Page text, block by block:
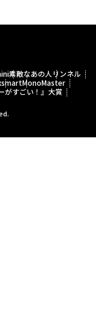
素敵なあの人 リンネル
smartMonoMaster
がすごい！』大賞